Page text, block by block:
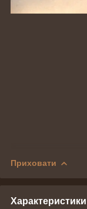
Приховати
Характеристики